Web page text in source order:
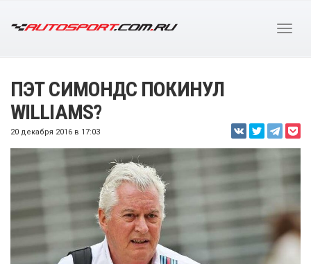
ПЭТ СИМОНДС ПОКИНУЛ
WILLIAMS?
20 декабря 2016 в 17:03